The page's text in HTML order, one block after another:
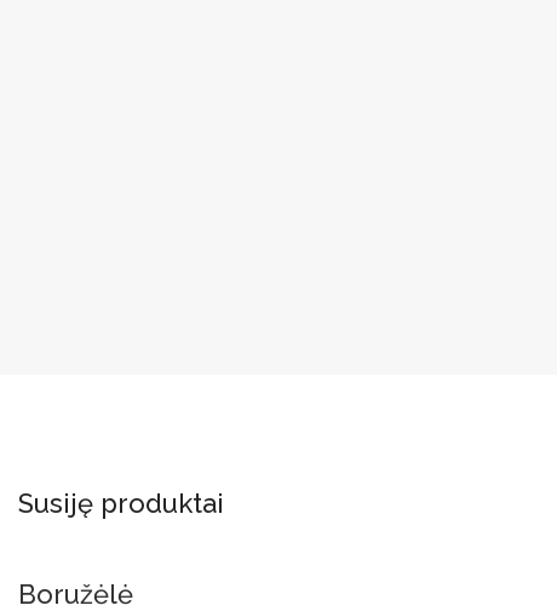
Susiję produktai
Boružėlė